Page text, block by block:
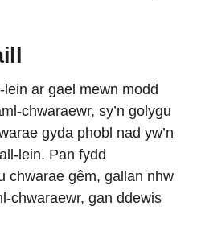
ar gael mewn modd
chwaraewr, sy’n golygu
gyda phobl nad yw’n
lein. Pan fydd
chwarae gêm, gallan nhw
chwaraewr, gan ddewis